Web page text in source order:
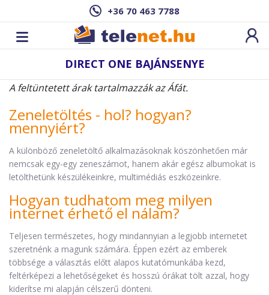
+36 70 463 7788
DIRECT ONE BAJÁNSENYE
A feltüntetett árak tartalmazzák az Áfát.
Zeneletöltés - hol? hogyan?
mennyiért?
A különböző zeneletöltő alkalmazásoknak köszönhetően már
nemcsak egy-egy zeneszámot, hanem akár egész albumokat is
letölthetünk készülékeinkre, multimédiás eszközeinkre.
Hogyan tudhatom meg milyen
internet érhető el nálam?
Teljesen természetes, hogy mindannyian a legjobb internetet
szeretnénk a magunk számára. Éppen ezért az emberek
többsége a választás előtt alapos kutatómunkába kezd,
feltérképezi a lehetőségeket és hosszú órákat tölt azzal, hogy
kiderítse mi alapján célszerű dönteni.